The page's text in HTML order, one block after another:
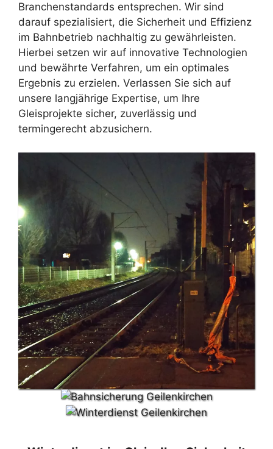
Branchenstandards entsprechen. Wir sind
darauf spezialisiert, die Sicherheit und Effizienz
im Bahnbetrieb nachhaltig zu gewährleisten.
Hierbei setzen wir auf innovative Technologien
und bewährte Verfahren, um ein optimales
Ergebnis zu erzielen. Verlassen Sie sich auf
unsere langjährige Expertise, um Ihre
Gleisprojekte sicher, zuverlässig und
termingerecht abzusichern.